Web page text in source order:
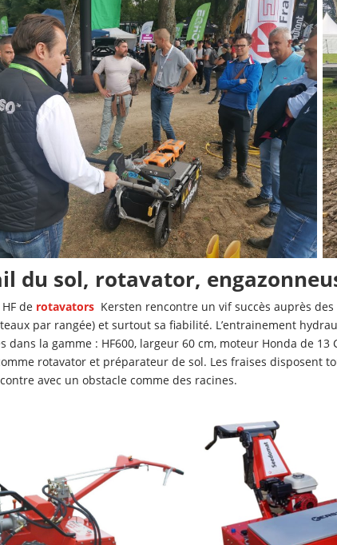
du sol, rotavator,
de rotavators Kersten rencontre un vif succès auprès
par rangée) et surtout sa fiabilité. L’entrainement
dans la gamme : HF600, largeur 60 cm, moteur Honda de 13
rotavator et préparateur de sol. Les fraises disposent
avec un obstacle comme des racines.